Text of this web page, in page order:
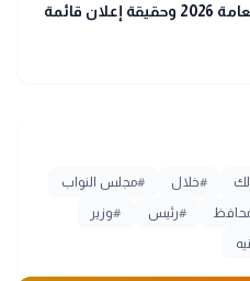
موعد حسم نتيجة الثانوية العامة 2026 وحقيقة إعلان قائمة
#خلال #مجلس النواب
#رئيس #وزير